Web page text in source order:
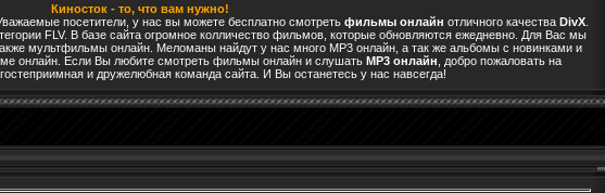
Киносток - то, что вам нужно!
посетители, у нас вы можете бесплатно смотреть фильмы онлайн отличного качества DivX
FLV. В базе сайта огромное колличество фильмов, которые обновляются ежедневно. Для Вас мы
мультфильмы онлайн. Меломаны найдут у нас много MP3 онлайн, а так же альбомы с новинками и
онлайн. Если Вы любите смотреть фильмы онлайн и слушать MP3 онлайн , добро пожаловать на
и дружелюбная команда сайта. И Вы останетесь у нас навсегда!